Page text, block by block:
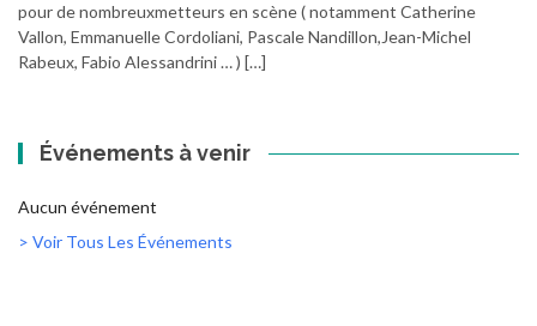
pour de nombreuxmetteurs en scène ( notamment Catherine
Vallon, Emmanuelle Cordoliani, Pascale Nandillon,Jean-Michel
Rabeux, Fabio Alessandrini … ) […]
Événements à venir
Aucun événement
> Voir Tous Les Événements